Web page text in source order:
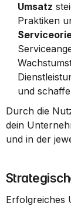
Umsatz
Praktiken
und
Durch die
dein
und in der
Erfolgreiches